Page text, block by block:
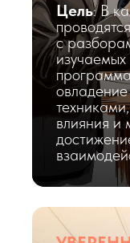
Цель: В
с
влияния и
КОРПОРАТИВНЫЙ
УНИВЕРСИТЕТ
ПРАВИТЕЛЬСТВА
ЧЕЛЯБИНСКОЙ
Челябинск,